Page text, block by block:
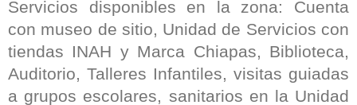
Servicios disponibles en la zona: Cuenta
con museo de sitio, Unidad de Servicios con
tiendas INAH y Marca Chiapas, Biblioteca,
Auditorio, Talleres Infantiles, visitas guiadas
a grupos escolares, sanitarios en la Unidad